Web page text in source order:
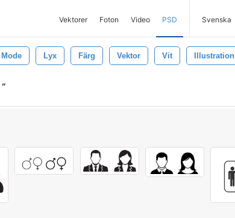
Vektorer Foton Video PSD Svenska
Mode Lyx Färg Vektor Vit Illustration